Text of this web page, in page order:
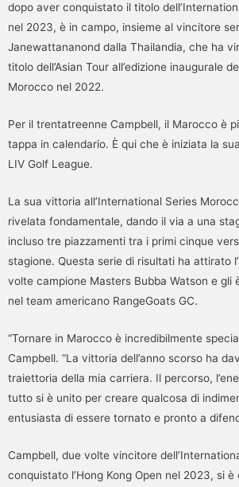
dopo aver conquistato il titolo
nel 2023, è in campo, insieme al vincitore
Janewattananond dalla Thailandia, che ha
titolo dell’Asian Tour all’edizione inaugurale
Morocco nel 2022.
Per il trentatreenne Campbell, il Marocco è
tappa in calendario. È qui che è iniziata la
LIV Golf League.
La sua vittoria all’International Series
rivelata fondamentale, dando il via a una
incluso tre piazzamenti tra i primi cinque
stagione. Questa serie di risultati ha attirato
volte campione Masters Bubba Watson e gli
nel team americano RangeGoats GC.
“Tornare in Marocco è incredibilmente
Campbell. “La vittoria dell’anno scorso ha
traiettoria della mia carriera. Il percorso,
tutto si è unito per creare qualcosa di
entusiasta di essere tornato e pronto a
Campbell, due volte vincitore
conquistato l’Hong Kong Open nel 2023, si